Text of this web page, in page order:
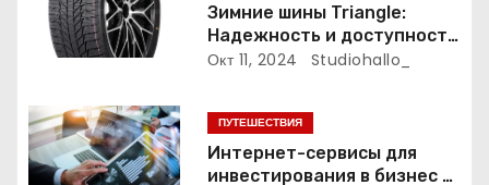
п
с
я
Зимние шины Triangle:
Надежность и доступность
для зимних дорог
Окт 11, 2024 Studiohallo_
ПУТЕШЕСТВИЯ
Интернет-сервисы для
инвестирования в бизнес и